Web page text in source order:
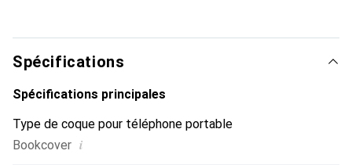
produits de haute qualité, la marque Noreve est un choix
fiable pour une clientèle exigeante.
Spécifications
Spécifications principales
Type de coque pour téléphone portable
Bookcover i